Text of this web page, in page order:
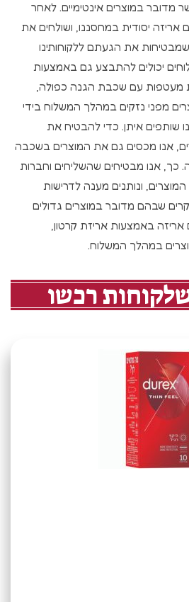
מדובר במוצרים אינטימיים. לאחר
אריזה יסודית במחסננו, ושולחים את
את הגעתם ללקוחותינו
יכולים להתבצע גם באמצעות
מעטפות עם שכבת הגנה כפולה,
מפני נזקים במהלך המשלוח בידי
שותפים איתן. כדי להבטיח את
אנו מכסים גם את המוצרים בשכבה
כך, אנו מבטיחים שהשליחים וחברות
ונותנים מענה לדרישות
שבהם מדובר במוצרים גדולים
אריזה באמצעות אריזת קרטון,
במהלך המשלוח.
רכשו